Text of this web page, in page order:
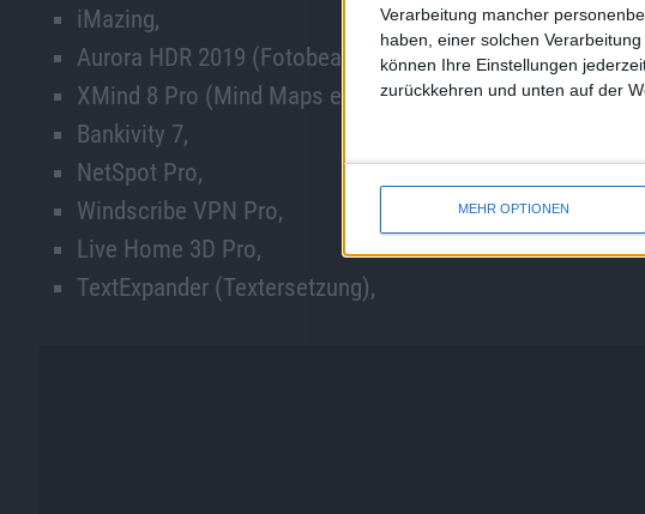
Verarbeitung mancher
haben, einer solchen
können Ihre Einstellungen
zurückkehren und unten auf der
MEHR OPTIONEN
iMazing,
Aurora HDR 2019 (Fotobearbeitung),
XMind 8 Pro (Mind Maps erstellen),
Bankivity 7,
NetSpot Pro,
Windscribe VPN Pro,
Live Home 3D Pro,
TextExpander (Textersetzung),